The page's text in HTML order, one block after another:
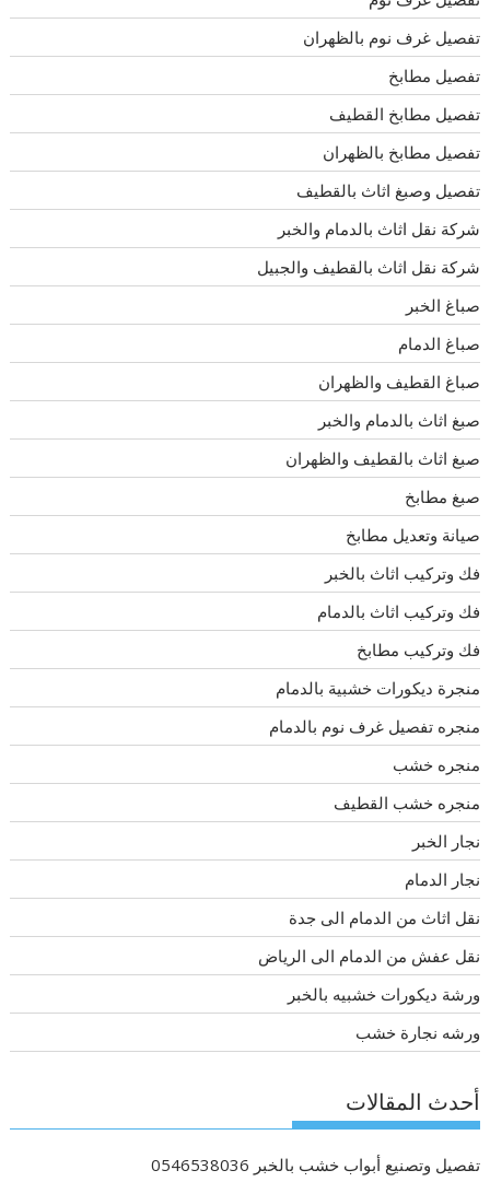
تفصيل غرف نوم بالظهران
تفصيل مطابخ
تفصيل مطابخ القطيف
تفصيل مطابخ بالظهران
تفصيل وصبغ اثاث بالقطيف
شركة نقل اثاث بالدمام والخبر
شركة نقل اثاث بالقطيف والجبيل
صباغ الخبر
صباغ الدمام
صباغ القطيف والظهران
صبغ اثاث بالدمام والخبر
صبغ اثاث بالقطيف والظهران
صبغ مطابخ
صيانة وتعديل مطابخ
فك وتركيب اثاث بالخبر
فك وتركيب اثاث بالدمام
فك وتركيب مطابخ
منجرة ديكورات خشبية بالدمام
منجره تفصيل غرف نوم بالدمام
منجره خشب
منجره خشب القطيف
نجار الخبر
نجار الدمام
نقل اثاث من الدمام الى جدة
نقل عفش من الدمام الى الرياض
ورشة ديكورات خشبيه بالخبر
ورشه نجارة خشب
أحدث المقالات
تفصيل وتصنيع أبواب خشب بالخبر 0546538036